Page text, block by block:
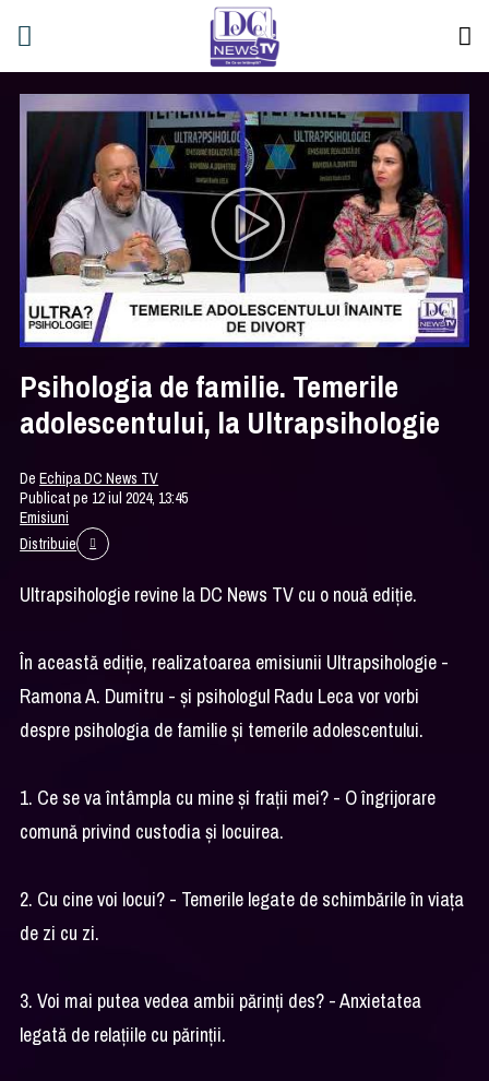
Psihologia de familie. Temerile
adolescentului, la Ultrapsihologie
DeEchipa DC News TV
Publicat pe 12 iul 2024, 13:45
Emisiuni
Distribuie
Ultrapsihologie revine la DC News TV cu o nouă ediție.
În această ediție, realizatoarea emisiunii Ultrapsihologie -
Ramona A. Dumitru - și psihologul Radu Leca vor vorbi
despre psihologia de familie și temerile adolescentului.
1. Ce se va întâmpla cu mine și frații mei? - O îngrijorare
comună privind custodia și locuirea.
2. Cu cine voi locui? - Temerile legate de schimbările în viața
de zi cu zi.
3. Voi mai putea vedea ambii părinți des? - Anxietatea
legată de relațiile cu părinții.